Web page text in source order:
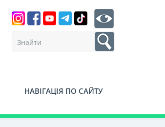
1
НАВІГАЦІЯ ПО САЙТУ